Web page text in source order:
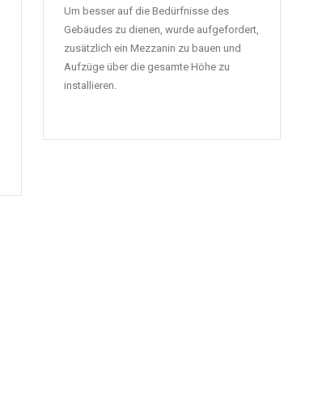
Um besser auf die Bedürfnisse des
Gebäudes zu dienen, wurde aufgefordert,
zusätzlich ein Mezzanin zu bauen und
Aufzüge über die gesamte Höhe zu
installieren.